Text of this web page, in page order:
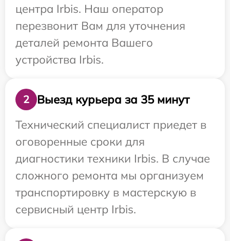
центра Irbis. Наш оператор
перезвонит Вам для уточнения
деталей ремонта Вашего
устройства Irbis.
2
Выезд курьера за 35 минут
Технический специалист приедет в
оговоренные сроки для
диагностики техники Irbis. В случае
сложного ремонта мы организуем
транспортировку в мастерскую в
сервисный центр Irbis.